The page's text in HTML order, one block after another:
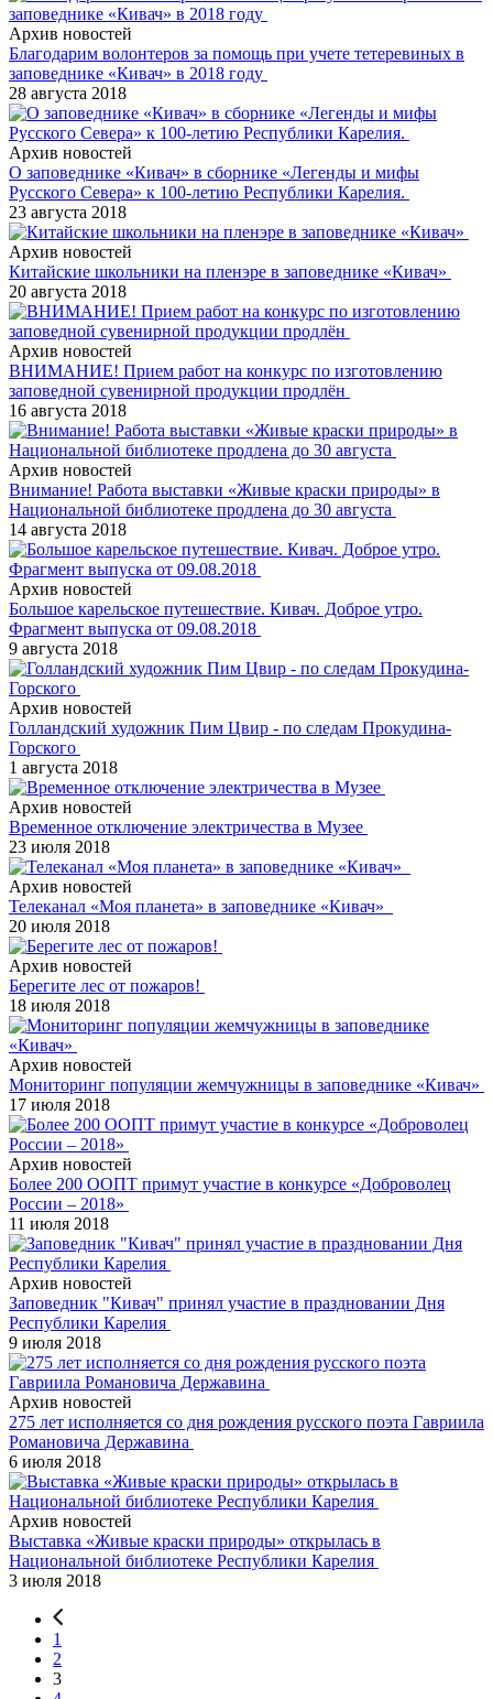
Архив новостей
Благодарим волонтеров за помощь при учете тетеревиных в
заповеднике «Кивач» в 2018 году
28 августа 2018
Архив новостей
О заповеднике «Кивач» в сборнике «Легенды и мифы
Русского Севера» к 100-летию Республики Карелия.
23 августа 2018
Архив новостей
Китайские школьники на пленэре в заповеднике «Кивач»
20 августа 2018
Архив новостей
ВНИМАНИЕ! Прием работ на конкурс по изготовлению
заповедной сувенирной продукции продлён
16 августа 2018
Архив новостей
Внимание! Работа выставки «Живые краски природы» в
Национальной библиотеке продлена до 30 августа
14 августа 2018
Архив новостей
Большое карельское путешествие. Кивач. Доброе утро.
Фрагмент выпуска от 09.08.2018
9 августа 2018
Архив новостей
Голландский художник Пим Цвир - по следам Прокудина-
Горского
1 августа 2018
Архив новостей
Временное отключение электричества в Музее
23 июля 2018
Архив новостей
Телеканал «Моя планета» в заповеднике «Кивач»
20 июля 2018
Архив новостей
Берегите лес от пожаров!
18 июля 2018
Архив новостей
Мониторинг популяции жемчужницы в заповеднике «Кивач»
17 июля 2018
Архив новостей
Более 200 ООПТ примут участие в конкурсе «Доброволец
России – 2018»
11 июля 2018
Архив новостей
Заповедник "Кивач" принял участие в праздновании Дня
Республики Карелия
9 июля 2018
Архив новостей
275 лет исполняется со дня рождения русского поэта Гавриила
Романовича Державина
6 июля 2018
Архив новостей
Выставка «Живые краски природы» открылась в
Национальной библиотеке Республики Карелия
3 июля 2018
1
2
3